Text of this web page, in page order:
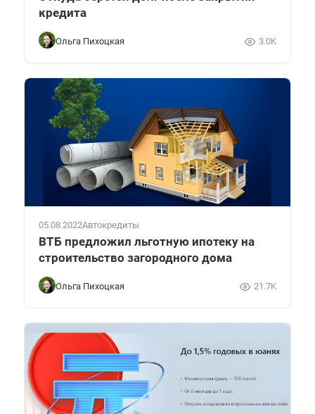
кредита
Ольга Пихоцкая 3.0K
05.08.2022Автокредиты
ВТБ предложил льготную ипотеку на
строительство загородного дома
Ольга Пихоцкая 21.7K